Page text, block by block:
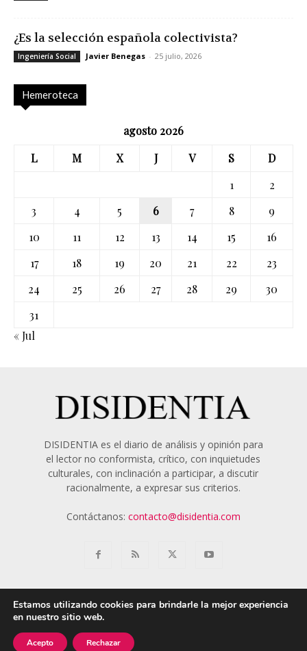
¿Es la selección española colectivista?
Ingeniería Social Javier Benegas - 25 julio, 2026
Hemeroteca
agosto 2026
L
M X J V S
D
1
2
3
4 5 6 7 8
9
10
11 12 13 14 15
16
17
18 19 20 21 22
23
24
25 26 27 28 29
30
31
« Jul
DISIDENTIA es el diario de análisis y opinión para
el lector no conformista, crítico, con inquietudes
culturales, con inclinación a participar, a discutir
racionalmente, a expresar sus criterios.
Contáctanos: contacto@disidentia.com
© 2018 - 2024 Disidentia
Estamos utilizando cookies para brindarle la mejor experiencia
en nuestro sitio web.
Acepto Rechazar